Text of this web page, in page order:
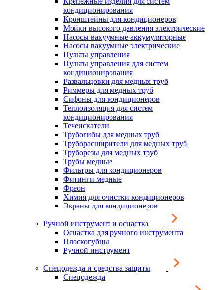
кондиционирования
Кронштейны для кондиционеров
Мойки высокого давления электрические
Насосы вакуумные аккумуляторные
Насосы вакуумные электрические
Пульты управления
Пульты управления для систем
кондиционирования
Развальцовки для медных труб
Риммеры для медных труб
Сифоны для кондиционеров
Теплоизоляция для систем
кондиционирования
Течеискатели
Трубогибы для медных труб
Труборасширители для медных труб
Труборезы для медных труб
Трубы медные
Фильтры для кондиционеров
Фитинги медные
Фреон
Химия для очистки кондиционеров
Экраны для кондиционеров
Ручной инструмент и оснастка
Оснастка для ручного инструмента
Плоскогубцы
Ручной инструмент
Спецодежда и средства защиты
Спецодежда